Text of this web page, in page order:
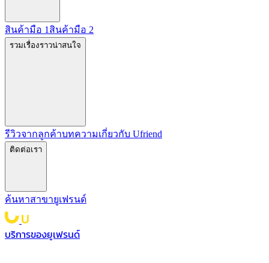
สินค้ามือ 1 สินค้ามือ 2
รวมเรื่องราวน่าสนใจ
รีวิวจากลูกค้าบทความเกี่ยวกับ Ufriend
ติดต่อเรา
ค้นหาสาขายูเฟรนด์
บริการของยูเฟรนด์